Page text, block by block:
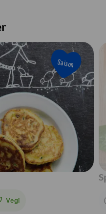
Saison
Vegi